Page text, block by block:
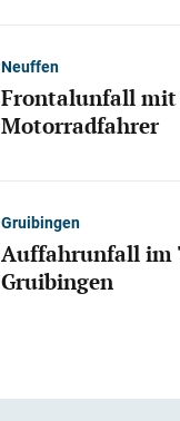
Neuffen
Frontalunfall
Motorradfahrer
Gruibingen
Auffahrunfall im
Gruibingen